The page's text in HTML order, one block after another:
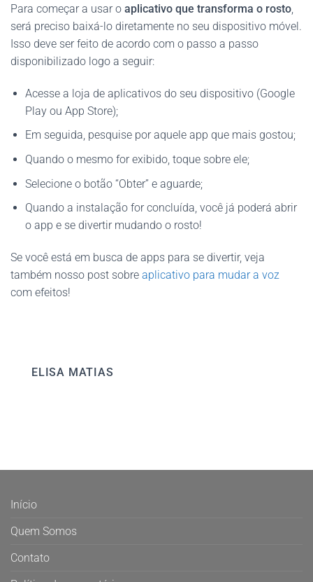
Para começar a usar o aplicativo que transforma o rosto,
será preciso baixá-lo diretamente no seu dispositivo móvel.
Isso deve ser feito de acordo com o passo a passo
disponibilizado logo a seguir:
Acesse a loja de aplicativos do seu dispositivo (Google
Play ou App Store);
Em seguida, pesquise por aquele app que mais gostou;
Quando o mesmo for exibido, toque sobre ele;
Selecione o botão “Obter” e aguarde;
Quando a instalação for concluída, você já poderá abrir
o app e se divertir mudando o rosto!
Se você está em busca de apps para se divertir, veja
também nosso post sobre aplicativo para mudar a voz
com efeitos!
ELISA MATIAS
Início
Quem Somos
Contato